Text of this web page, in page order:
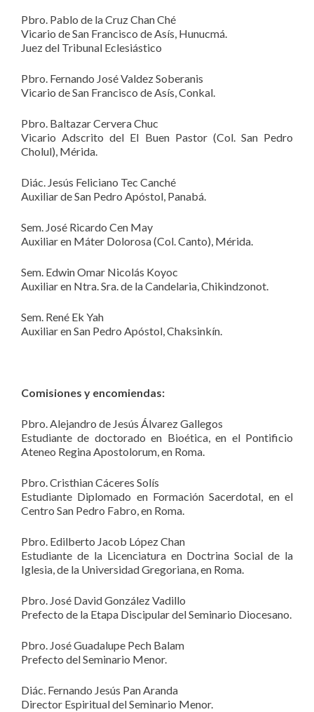
Pbro. Pablo de la Cruz Chan Ché
Vicario de San Francisco de Asís, Hunucmá.
Juez del Tribunal Eclesiástico
Pbro. Fernando José Valdez Soberanis
Vicario de San Francisco de Asís, Conkal.
Pbro. Baltazar Cervera Chuc
Vicario Adscrito del El Buen Pastor (Col. San Pedro
Cholul), Mérida.
Diác. Jesús Feliciano Tec Canché
Auxiliar de San Pedro Apóstol, Panabá.
Sem. José Ricardo Cen May
Auxiliar en Máter Dolorosa (Col. Canto), Mérida.
Sem. Edwin Omar Nicolás Koyoc
Auxiliar en Ntra. Sra. de la Candelaria, Chikindzonot.
Sem. René Ek Yah
Auxiliar en San Pedro Apóstol, Chaksinkín.
Comisiones y encomiendas:
Pbro. Alejandro de Jesús Álvarez Gallegos
Estudiante de doctorado en Bioética, en el Pontificio
Ateneo Regina Apostolorum, en Roma.
Pbro. Cristhian Cáceres Solís
Estudiante Diplomado en Formación Sacerdotal, en el
Centro San Pedro Fabro, en Roma.
Pbro. Edilberto Jacob López Chan
Estudiante de la Licenciatura en Doctrina Social de la
Iglesia, de la Universidad Gregoriana, en Roma.
Pbro. José David González Vadillo
Prefecto de la Etapa Discipular del Seminario Diocesano.
Pbro. José Guadalupe Pech Balam
Prefecto del Seminario Menor.
Diác. Fernando Jesús Pan Aranda
Director Espiritual del Seminario Menor.